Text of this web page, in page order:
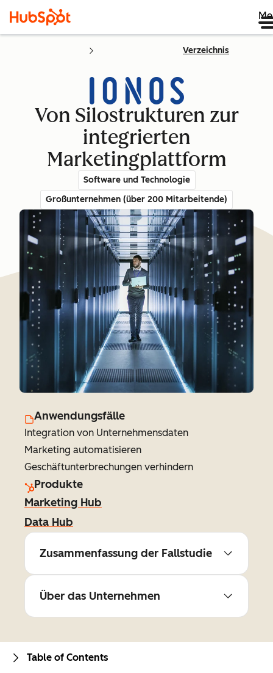
Verzeichnis
Von Silostrukturen zur
integrierten
Marketingplattform
Software und Technologie
Großunternehmen (über 200 Mitarbeitende)
Anwendungsfälle
Integration von Unternehmensdaten
Marketing automatisieren
Geschäftunterbrechungen verhindern
Produkte
Marketing Hub
Data Hub
Zusammenfassung der Fallstudie
Über das Unternehmen
Table of Contents